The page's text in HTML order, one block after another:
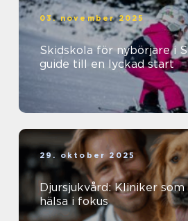
03. november 2025
Skidskola för nybörjare i
guide till en lyckad start
29. oktober 2025
Djursjukvård: Kliniker
hälsa i fokus